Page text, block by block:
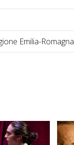
Emilia-Romagna